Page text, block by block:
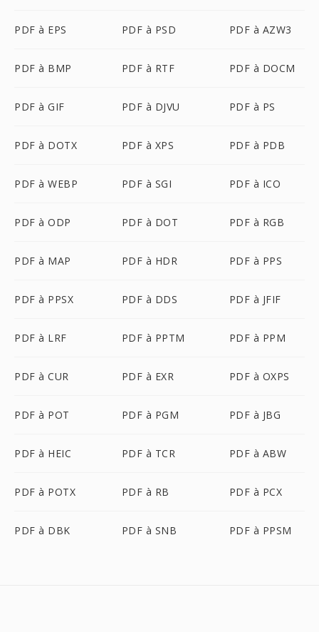
PDF à EPS PDF à PSD PDF à AZW3
PDF à BMP PDF à RTF PDF à DOCM
PDF à GIF PDF à DJVU PDF à PS
PDF à DOTX PDF à XPS PDF à PDB
PDF à WEBP PDF à SGI PDF à ICO
PDF à ODP PDF à DOT PDF à RGB
PDF à MAP PDF à HDR PDF à PPS
PDF à PPSX PDF à DDS PDF à JFIF
PDF à LRF PDF à PPTM PDF à PPM
PDF à CUR PDF à EXR PDF à OXPS
PDF à POT PDF à PGM PDF à JBG
PDF à HEIC PDF à TCR PDF à ABW
PDF à POTX PDF à RB PDF à PCX
PDF à DBK PDF à SNB PDF à PPSM